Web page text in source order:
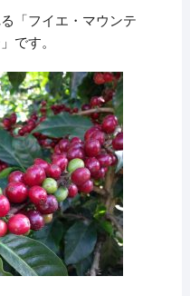
「フイエ・マウンテ
です。